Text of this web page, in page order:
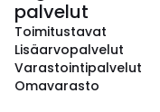
palvelut
Toimitustavat
Lisäarvopalvelut
Varastointipalvelut
Omavarasto